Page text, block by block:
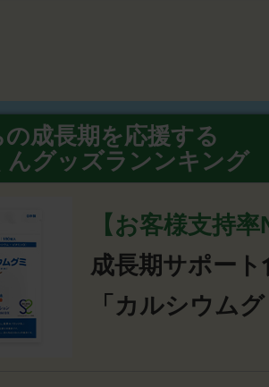
成長期を応援する
んグッズランンキング
【お客様支持
成長期サポート
「カルシウム